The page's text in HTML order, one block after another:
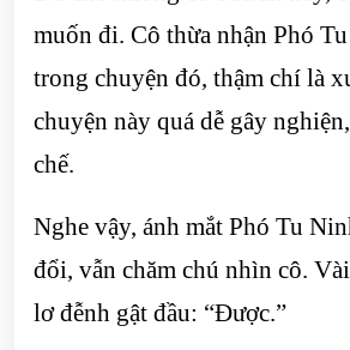
muốn đi. Cô thừa nhận Phó
trong chuyện đó, thậm chí là
chuyện này quá dễ gây
chế.
Nghe vậy, ánh mắt Phó Tu
đổi, vẫn chăm chú nhìn cô.
lơ đễnh gật đầu: “Được.”